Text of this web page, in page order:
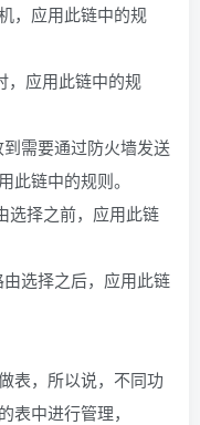
，应用此链中的规
，应用此链中的规
需要通过防火墙发送
此链中的规则。
选择之前，应用此链
选择之后，应用此链
表，所以说，不同功
表中进行管理，